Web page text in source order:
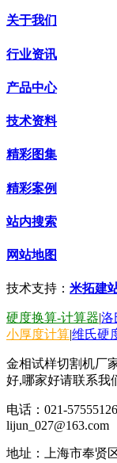
关于我们
行业资讯
产品中心
技术资料
精彩图集
精彩案例
站内搜索
网站地图
技术支持： 米拓建
硬度换算-计算器|洛
小厚度计算|维氏硬
金相试样切割机厂
好,哪家好请联系我
电话：021-
lijun_027@163.com
地址：上海市奉贤